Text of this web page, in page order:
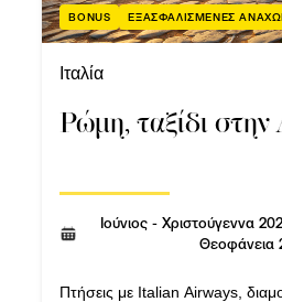
BONUS ΕΞΑΣΦΑΛΙΣΜΕΝΕΣ
Ιταλία
Ρώμη, ταξίδι
Ιούνιος - Χριστούγεννα
Θεοφάνεια
Πτήσεις με Italian Airways,